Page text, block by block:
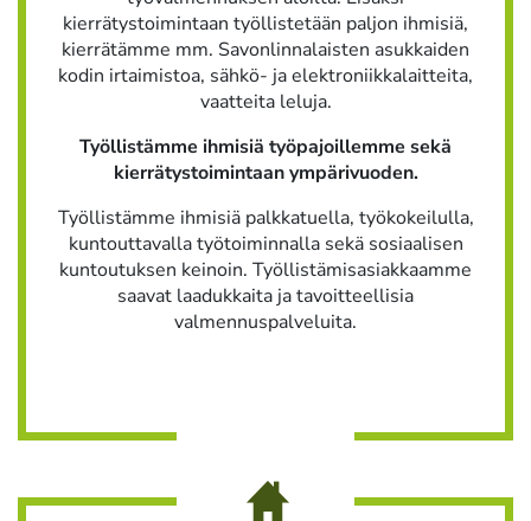
kierrätystoimintaan työllistetään paljon ihmisiä,
kierrätämme mm. Savonlinnalaisten asukkaiden
kodin irtaimistoa, sähkö- ja elektroniikkalaitteita,
vaatteita leluja.
Työllistämme ihmisiä työpajoillemme sekä
kierrätystoimintaan ympärivuoden.
Työllistämme ihmisiä palkkatuella, työkokeilulla,
kuntouttavalla työtoiminnalla sekä sosiaalisen
kuntoutuksen keinoin. Työllistämisasiakkaamme
saavat laadukkaita ja tavoitteellisia
valmennuspalveluita.